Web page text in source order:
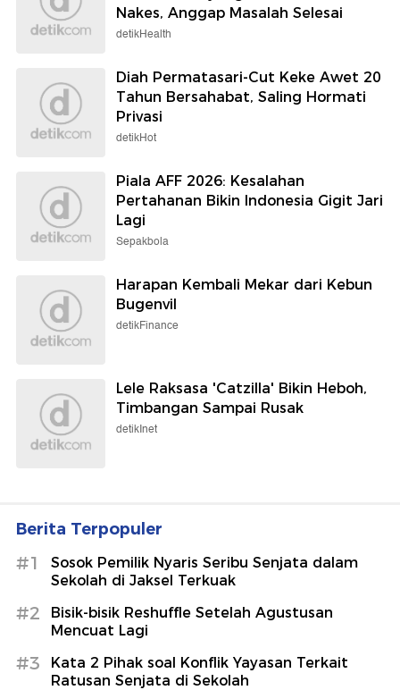
Nakes, Anggap Masalah Selesai
detikHealth
Diah Permatasari-Cut Keke Awet 20
Tahun Bersahabat, Saling Hormati
Privasi
detikHot
Piala AFF 2026: Kesalahan
Pertahanan Bikin Indonesia Gigit Jari
Lagi
Sepakbola
Harapan Kembali Mekar dari Kebun
Bugenvil
detikFinance
Lele Raksasa 'Catzilla' Bikin Heboh,
Timbangan Sampai Rusak
detikInet
Berita Terpopuler
#1
Sosok Pemilik Nyaris Seribu Senjata dalam
Sekolah di Jaksel Terkuak
#2
Bisik-bisik Reshuffle Setelah Agustusan
Mencuat Lagi
#3
Kata 2 Pihak soal Konflik Yayasan Terkait
Ratusan Senjata di Sekolah